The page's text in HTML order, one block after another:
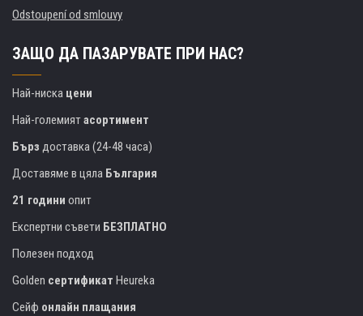
Odstoupení od smlouvy
ЗАЩО ДА ПАЗАРУВАТЕ ПРИ НАС?
Най-ниска цени
Най-големиятасортимент
Бърз доставка (24-48 часа)
Доставяме в цяла България
21 години опит
Експертни съвети БЕЗПЛАТНО
Полезен подход
Golden сертификат Heureka
Сейф онлайн плащания